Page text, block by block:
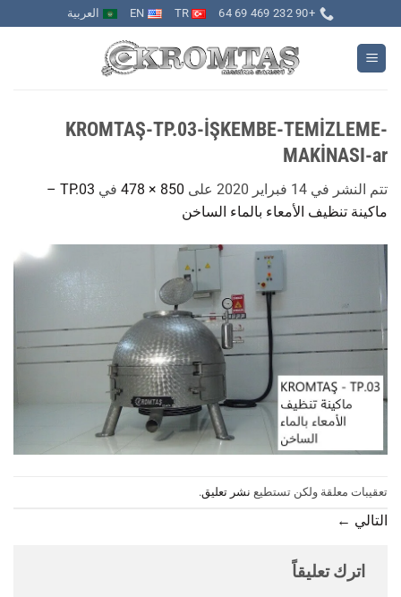
للمحتوى
+90 232 469 69 64
TR
EN العربية
KROMTAŞ-TP.03-İŞKEMBE-TEMİZLEME-
MAKİNASI-ar
تتم النشر في 14 فبراير 2020 على 850 × 478 في
TP.03 –
ماكينة تنظيف الأمعاء بالماء الساخن
تعقيبات معلقة ولكن تستطيع نشر تعليق.
التالي ←
اترك تعليقاً